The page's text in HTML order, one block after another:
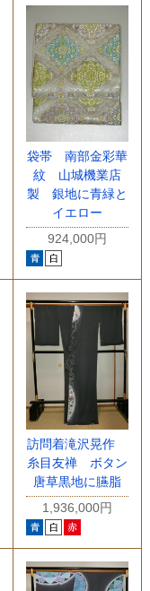
袋帯 南部金彩華
紋 山城機業店
製 銀地に青緑と
イエロー
924,000円
訪問着滝沢晃作
糸目友禅 ボタン
唐草黒地に臙脂
1,936,000円